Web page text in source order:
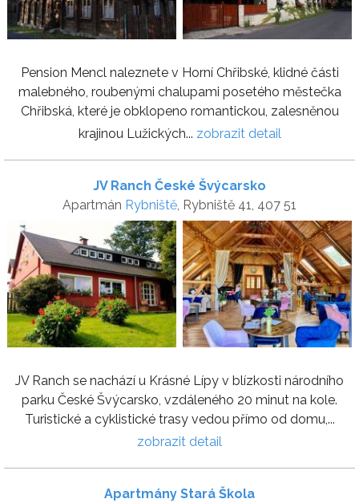
Pension Mencl naleznete v Horní Chřibské, klidné části
malebného, roubenými chalupami posetého městečka
Chřibská, které je obklopeno romantickou, zalesněnou
krajinou Lužických... zobrazit detail
JV Ranch České Švýcarsko
Apartmán Rybniště, Rybniště 41, 407 51
JV Ranch se nachází u Krásné Lípy v blízkosti národního
parku České Švýcarsko, vzdáleného 20 minut na kole.
Turistické a cyklistické trasy vedou přímo od domu,...
zobrazit detail
Apartmány Stará Škola